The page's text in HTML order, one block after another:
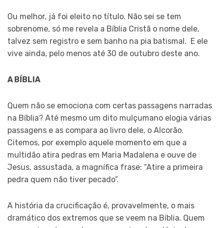
Ou melhor, já foi eleito no título. Não sei se tem
sobrenome, só me revela a Bíblia Cristã o nome dele,
talvez sem registro e sem banho na pia batismal. E ele
vive ainda, pelo menos até 30 de outubro deste ano.
A BÍBLIA
Quem não se emociona com certas passagens narradas
na Bíblia? Até mesmo um dito mulçumano elogia várias
passagens e as compara ao livro dele, o Alcorão.
Citemos, por exemplo aquele momento em que a
multidão atira pedras em Maria Madalena e ouve de
Jesus, assustada, a magnífica frase: “Atire a primeira
pedra quem não tiver pecado”.
A história da crucificação é, provavelmente, o mais
dramático dos extremos que se veem na Bíblia. Quem